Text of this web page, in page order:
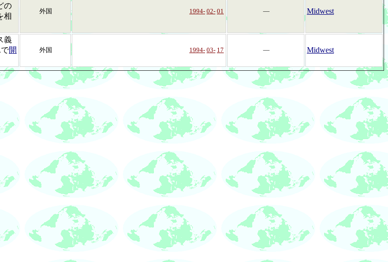
の
相
外国 1994- 02- 01 ― Midwest
義
開
外国 1994- 03- 17 ― Midwest